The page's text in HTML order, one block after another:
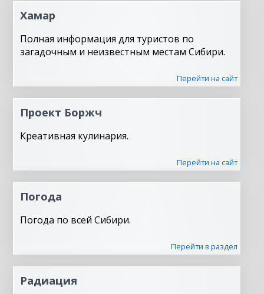
Хамар
Полная информация для туристов по
загадочным и неизвестным местам Сибири.
Перейти на сайт
Проект Боржч
Креативная кулинария.
Перейти на сайт
Погода
Погода по всей Сибири.
Перейти в раздел
Радиация